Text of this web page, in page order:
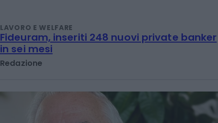
LAVORO E WELFARE
Fideuram, inseriti 248 nuovi private banker
in sei mesi
Redazione